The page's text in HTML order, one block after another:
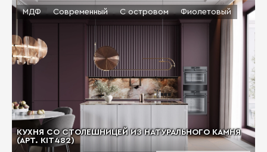
КУХНЯ СО СТОЛЕШНИЦЕЙ ИЗ НАТУРАЛЬНОГО КАМНЯ
(АРТ. KIT482)
МДФ Современный С островом Фиолетовый